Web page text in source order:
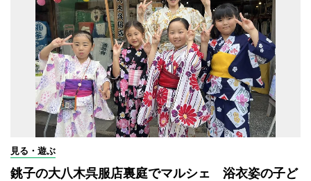
見る・遊ぶ
銚子の大八木呉服店裏庭でマルシェ 浴衣姿の子ど